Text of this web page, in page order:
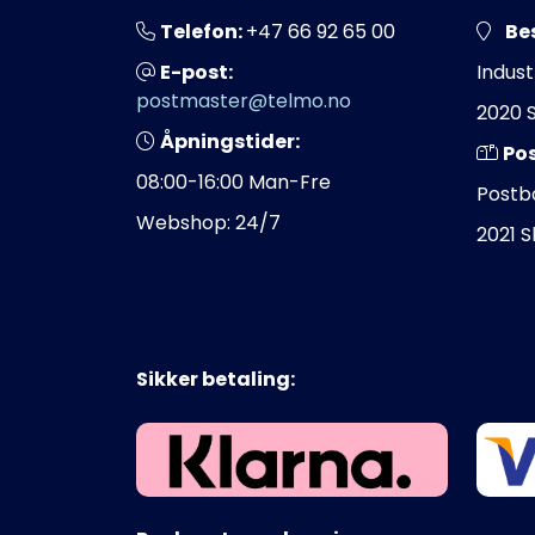
Telefon:+47 66 92 65 00
E-post:
postmaster@telmo.no
Åpningstider:
08:00-16:00 Man-Fre
Webshop: 24/7
2020
2021
Sikker betaling: